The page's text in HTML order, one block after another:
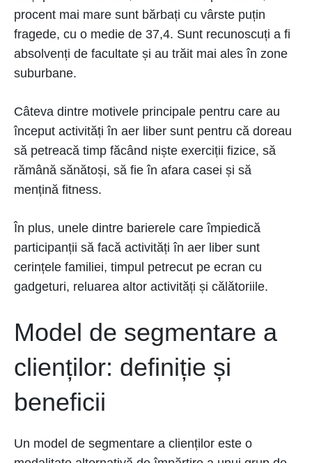
procent mai mare sunt bărbați cu vârste puțin
fragede, cu o medie de 37,4. Sunt recunoscuți a fi
absolvenți de facultate și au trăit mai ales în zone
suburbane.
Câteva dintre motivele principale pentru care au
început activități în aer liber sunt pentru că doreau
să petreacă timp făcând niște exerciții fizice, să
rămână sănătoși, să fie în afara casei și să
mențină fitness.
În plus, unele dintre barierele care împiedică
participanții să facă activități în aer liber sunt
cerințele familiei, timpul petrecut pe ecran cu
gadgeturi, reluarea altor activități și călătoriile.
Model de segmentare a
clienților: definiție și
beneficii
Un model de segmentare a clienților este o